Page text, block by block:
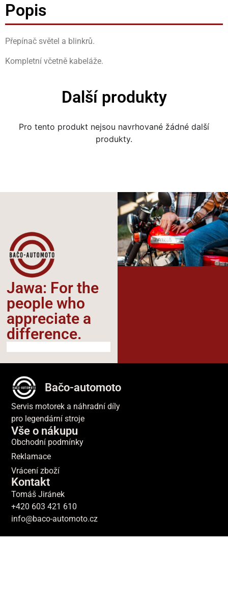
Popis
Přepínač světel a blinkrů.
Kompletní včetně kabeláže.
Další produkty
Pro tento produkt nejsou navrhované žádné další
produkty.
Jawa: For the
people who
appreciate a
difference.​
Bačo-automoto
Servis motorek a náhradní díly
pro legendární stroje
Vše o nákupu
Obchodní podmínky
Reklamace
Vrácení zboží
Kontakt
Tomáš Jiránek
+420 603 421 610
info@baco-automoto.cz